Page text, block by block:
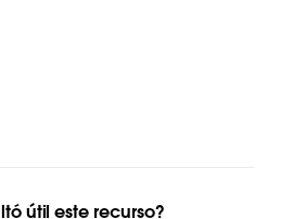
útil este recurso?